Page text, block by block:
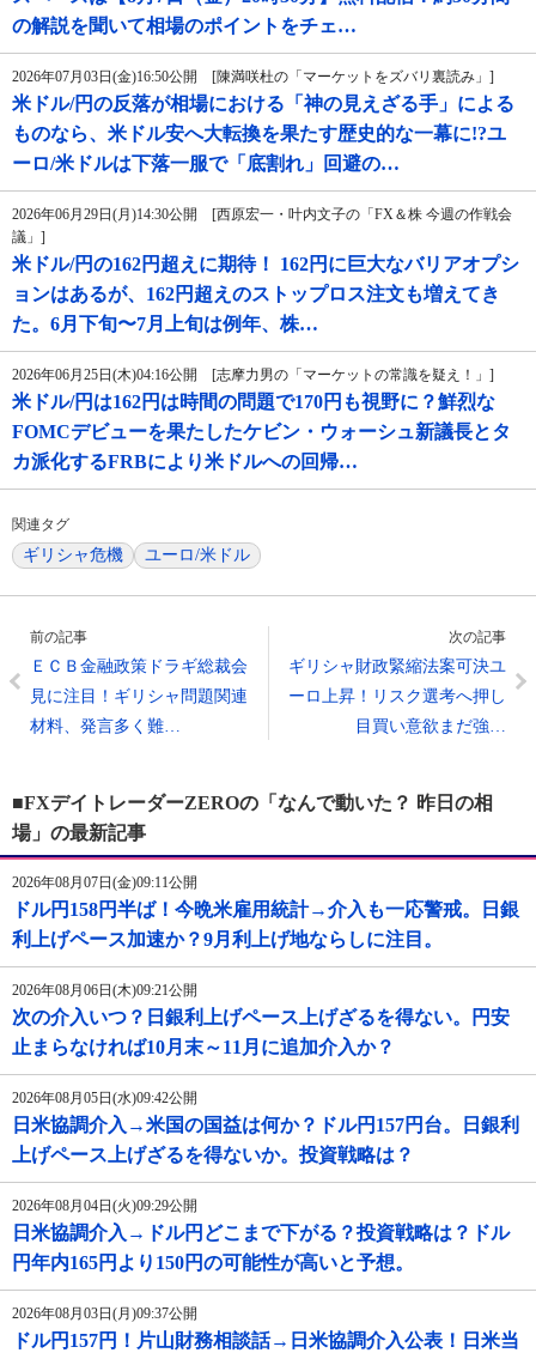
の解説を聞いて相場のポイントをチェ…
2026年07月03日(金)16:50公開 [陳満咲杜の「マーケットをズバリ裏読み」]
米ドル/円の反落が相場における「神の見えざる手」による
ものなら、米ドル安へ大転換を果たす歴史的な一幕に!?ユ
ーロ/米ドルは下落一服で「底割れ」回避の…
2026年06月29日(月)14:30公開 [西原宏一・叶内文子の「FX＆株 今週の作戦会
議」]
米ドル/円の162円超えに期待！ 162円に巨大なバリアオプシ
ョンはあるが、162円超えのストップロス注文も増えてき
た。6月下旬〜7月上旬は例年、株…
2026年06月25日(木)04:16公開 [志摩力男の「マーケットの常識を疑え！」]
米ドル/円は162円は時間の問題で170円も視野に？鮮烈な
FOMCデビューを果たしたケビン・ウォーシュ新議長とタ
カ派化するFRBにより米ドルへの回帰…
関連タグ
ギリシャ危機 ユーロ/米ドル
前の記事
ＥＣＢ金融政策ドラギ総裁会
見に注目！ギリシャ問題関連
材料、発言多く難…
次の記事
ギリシャ財政緊縮法案可決ユ
ーロ上昇！リスク選考へ押し
目買い意欲まだ強…
■FXデイトレーダーZEROの「なんで動いた？ 昨日の相
場」の最新記事
2026年08月07日(金)09:11公開
ドル円158円半ば！今晩米雇用統計→介入も一応警戒。日銀
利上げペース加速か？9月利上げ地ならしに注目。
2026年08月06日(木)09:21公開
次の介入いつ？日銀利上げペース上げざるを得ない。円安
止まらなければ10月末～11月に追加介入か？
2026年08月05日(水)09:42公開
日米協調介入→米国の国益は何か？ドル円157円台。日銀利
上げペース上げざるを得ないか。投資戦略は？
2026年08月04日(火)09:29公開
日米協調介入→ドル円どこまで下がる？投資戦略は？ドル
円年内165円より150円の可能性が高いと予想。
2026年08月03日(月)09:37公開
ドル円157円！片山財務相談話→日米協調介入公表！日米当